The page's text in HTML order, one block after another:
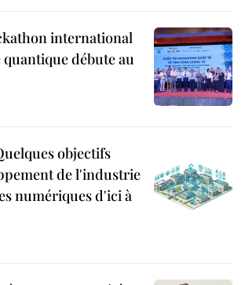
international
débute au
objectifs
de l'industrie
numériques d'ici à